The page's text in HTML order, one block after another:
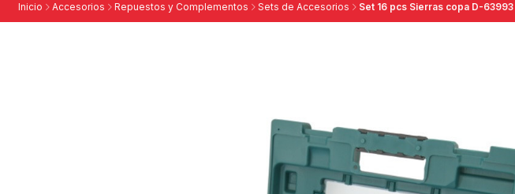
Inicio Accesorios Repuestos y Complementos Sets de Accesorios Set 16 pcs Sierras copa D-